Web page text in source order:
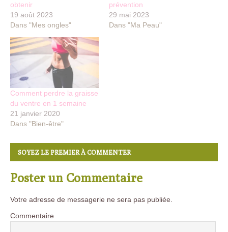
obtenir
19 août 2023
Dans "Mes ongles"
prévention
29 mai 2023
Dans "Ma Peau"
Comment perdre la graisse
du ventre en 1 semaine
21 janvier 2020
Dans "Bien-être"
SOYEZ LE PREMIER À COMMENTER
Poster un Commentaire
Votre adresse de messagerie ne sera pas publiée.
Commentaire